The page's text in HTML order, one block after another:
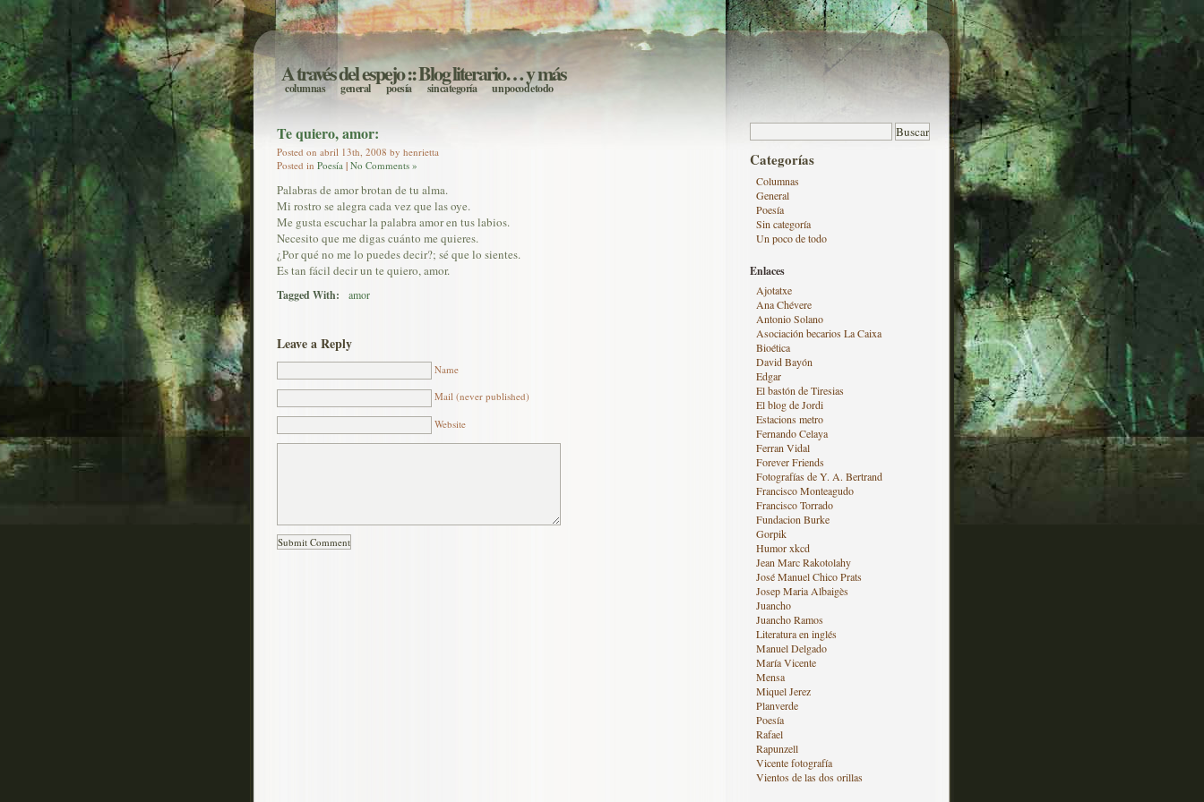
A través del espejo:: Blog literario… y más
columnas general poesía sin categoría un poco de todo
Te quiero, amor:
Posted on abril 13th, 2008 by henrietta
Posted in Poesía | No Comments »
Palabras de amor brotan de tu alma.
Mi rostro se alegra cada vez que las oye.
Me gusta escuchar la palabra amor en tus labios.
Necesito que me digas cuánto me quieres.
¿Por qué no me lo puedes decir?; sé que lo sientes.
Es tan fácil decir un te quiero, amor.
Tagged With: amor
Leave a Reply
Name
Mail (never published)
Website
Categorías
Columnas
General
Poesía
Sin categoría
Un poco de todo
Enlaces
Ajotatxe
Ana Chévere
Antonio Solano
Asociación becarios La Caixa
Bioética
David Bayón
Edgar
El bastón de Tiresias
El blog de Jordi
Estacions metro
Fernando Celaya
Ferran Vidal
Forever Friends
Fotografías de Y. A. Bertrand
Francisco Monteagudo
Francisco Torrado
Fundacion Burke
Gorpik
Humor xkcd
Jean Marc Rakotolahy
José Manuel Chico Prats
Josep Maria Albaigès
Juancho
Juancho Ramos
Literatura en inglés
Manuel Delgado
María Vicente
Mensa
Miquel Jerez
Planverde
Poesía
Rafael
Rapunzell
Vicente fotografía
Vientos de las dos orillas